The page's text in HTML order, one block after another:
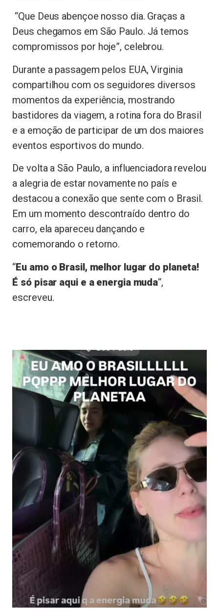
“Que Deus abençoe nosso dia. Graças a
Deus chegamos em São Paulo. Já temos
compromissos por hoje”, celebrou.
Durante a passagem pelos EUA, Virginia
compartilhou com os seguidores diversos
momentos da experiência, mostrando
bastidores da viagem, a rotina fora do Brasil
e a emoção de participar de um dos maiores
eventos esportivos do mundo.
De volta a São Paulo, a influenciadora revelou
a alegria de estar novamente no país e
destacou a conexão que sente com o Brasil.
Em um momento descontraído dentro do
carro, ela apareceu dançando e
comemorando o retorno.
“Eu amo o Brasil, melhor lugar do planeta!
É só pisar aqui e a energia muda“,
escreveu.